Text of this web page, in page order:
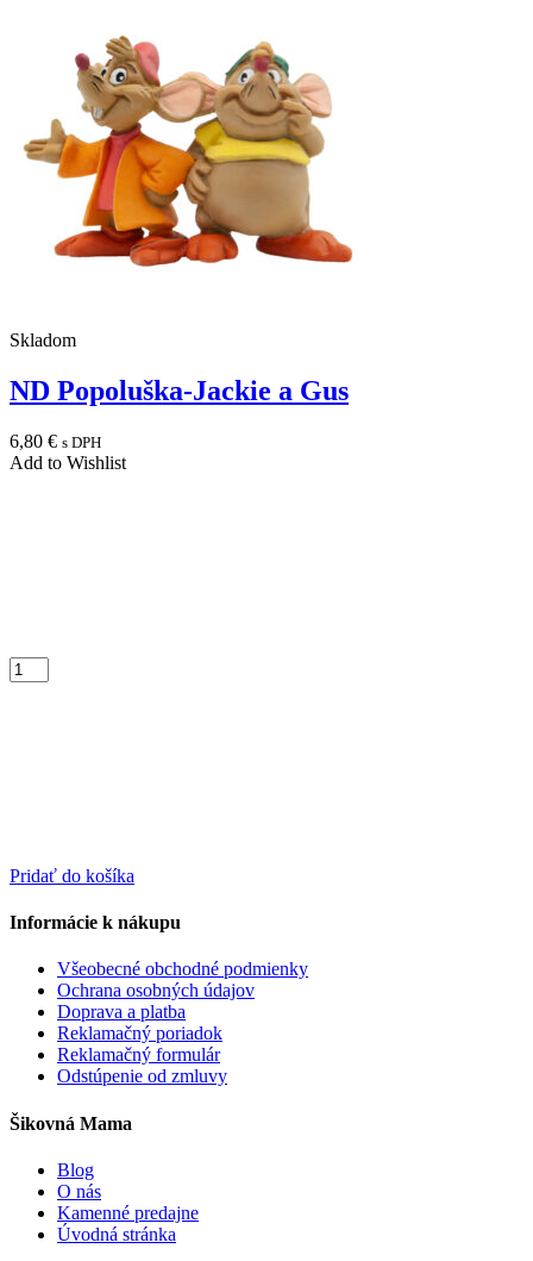
Skladom
ND Popoluška-Jackie a Gus
6,80 € s DPH
Add to Wishlist
Pridať do košíka
Informácie k nákupu
Všeobecné obchodné podmienky
Ochrana osobných údajov
Doprava a platba
Reklamačný poriadok
Reklamačný formulár
Odstúpenie od zmluvy
Šikovná Mama
Blog
O nás
Kamenné predajne
Úvodná stránka